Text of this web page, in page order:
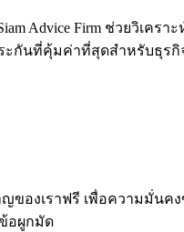
Advice Firm ช่วยวิเครา
ะกันที่คุ้มค่าที่สุดสำหรับธุร
ของเราฟรี เพื่อความมั่นค
อผูกมัด